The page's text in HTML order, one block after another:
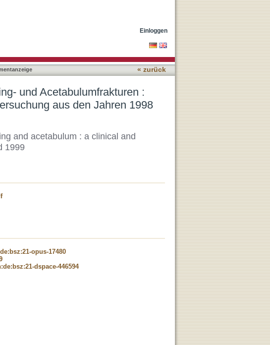
Einloggen
« zurück
und Acetabulumfrakturen :
aus den Jahren 1998
and acetabulum : a clinical and
1999
opus-17480
dspace-446594